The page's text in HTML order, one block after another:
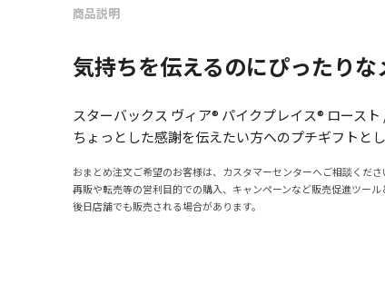
商品説明
気持ちを伝えるのにぴったり
スターバックス ヴィア® パイクプレイス® ロース
ちょっとした感謝を伝えたい方へのプチギフトと
おまとめ注文ご希望のお客様は、カスタマーセンターへご相談くださ
再販や転売等の営利目的での購入、キャンペーンなど販売促進ツール
後日店舗でも販売される場合があります。